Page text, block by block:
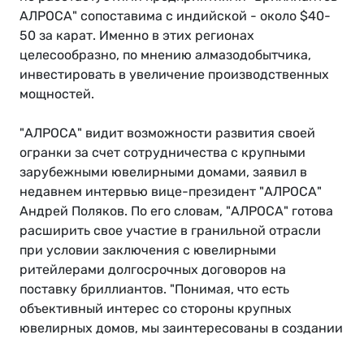
АЛРОСА" сопоставима с индийской - около $40-
50 за карат. Именно в этих регионах
целесообразно, по мнению алмазодобытчика,
инвестировать в увеличение производственных
мощностей.
"АЛРОСА" видит возможности развития своей
огранки за счет сотрудничества с крупными
зарубежными ювелирными домами, заявил в
недавнем интервью вице-президент "АЛРОСА"
Андрей Поляков. По его словам, "АЛРОСА" готова
расширить свое участие в гранильной отрасли
при условии заключения с ювелирными
ритейлерами долгосрочных договоров на
поставку бриллиантов. "Понимая, что есть
объективный интерес со стороны крупных
ювелирных домов, мы заинтересованы в создании